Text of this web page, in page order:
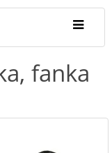
fanka